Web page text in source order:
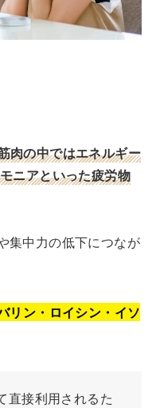
肉の中ではエネルギー
ニアといった疲労物
集中力の低下につなが
リン・ロイシン・イソ
直接利用されるた